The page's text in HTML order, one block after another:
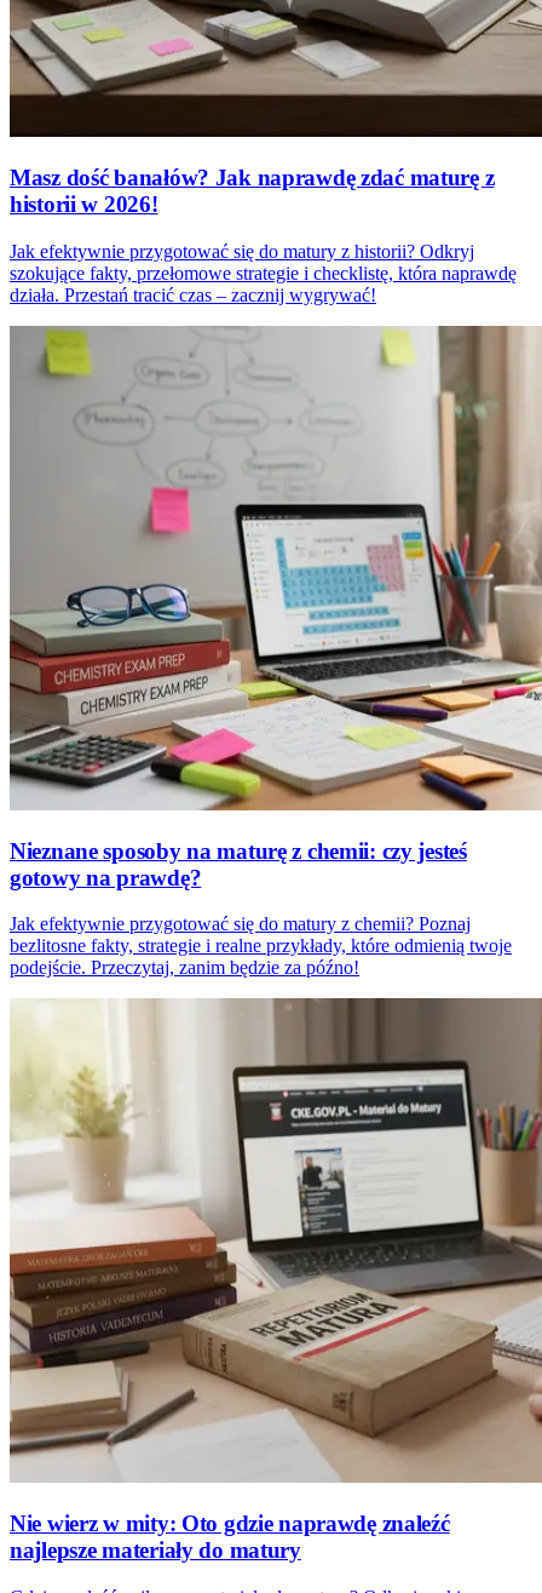
Masz dość banałów? Jak naprawdę zdać maturę z
historii w 2026!
Jak efektywnie przygotować się do matury z historii? Odkryj
szokujące fakty, przełomowe strategie i checklistę, która naprawdę
działa. Przestań tracić czas – zacznij wygrywać!
Nieznane sposoby na maturę z chemii: czy jesteś
gotowy na prawdę?
Jak efektywnie przygotować się do matury z chemii? Poznaj
bezlitosne fakty, strategie i realne przykłady, które odmienią twoje
podejście. Przeczytaj, zanim będzie za późno!
Nie wierz w mity: Oto gdzie naprawdę znaleźć
najlepsze materiały do matury